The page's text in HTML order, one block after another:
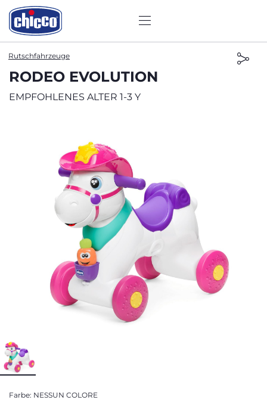
Rutschfahrzeuge
RODEO EVOLUTION
EMPFOHLENES ALTER 1-3 Y
Farbe: NESSUN COLORE